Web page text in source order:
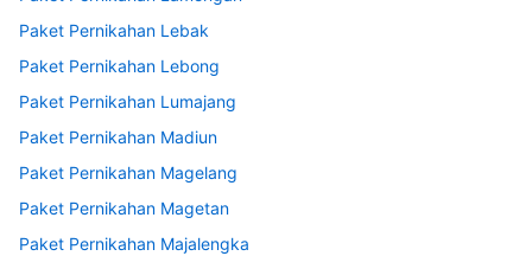
Paket Pernikahan Lebak
Paket Pernikahan Lebong
Paket Pernikahan Lumajang
Paket Pernikahan Madiun
Paket Pernikahan Magelang
Paket Pernikahan Magetan
Paket Pernikahan Majalengka